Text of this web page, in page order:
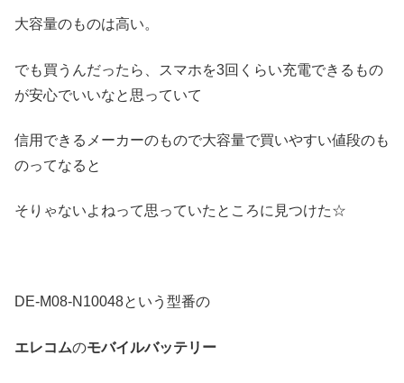
大容量のものは高い。
でも買うんだったら、スマホを3回くらい充電できるもの
が安心でいいなと思っていて
信用できるメーカーのもので大容量で買いやすい値段のも
のってなると
そりゃないよねって思っていたところに見つけた☆
DE-M08-N10048という型番の
エレコムのモバイルバッテリー